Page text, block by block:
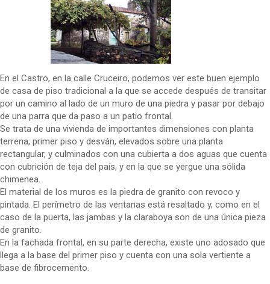
En el Castro, en la calle Cruceiro, podemos ver este buen ejemplo
de casa de piso tradicional a la que se accede después de transitar
por un camino al lado de un muro de una piedra y pasar por debajo
de una parra que da paso a un patio frontal.
Se trata de una vivienda de importantes dimensiones con planta
terrena, primer piso y desván, elevados sobre una planta
rectangular, y culminados con una cubierta a dos aguas que cuenta
con cubrición de teja del país, y en la que se yergue una sólida
chimenea.
El material de los muros es la piedra de granito con revoco y
pintada. El perímetro de las ventanas está resaltado y, como en el
caso de la puerta, las jambas y la claraboya son de una única pieza
de granito.
En la fachada frontal, en su parte derecha, existe uno adosado que
llega a la base del primer piso y cuenta con una sola vertiente a
base de fibrocemento.